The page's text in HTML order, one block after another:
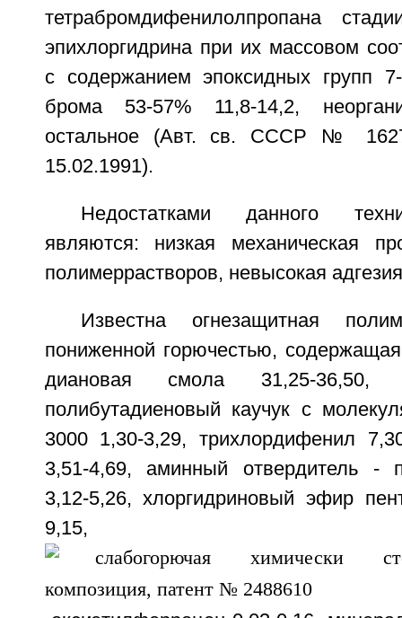
тетрабромдифенилолпропана
эпихлоргидрина при их массовом
с содержанием эпоксидных групп
брома 53-57% 11,8-14,2,
остальное (Авт. св. СССР №
15.02.1991).
Недостатками данного
являются: низкая механическая
полимеррастворов, невысокая
Известна огнезащитная
пониженной горючестью,
диановая смола 31,25-36,50,
полибутадиеновый каучук с
3000 1,30-3,29, трихлордифенил
3,51-4,69, аминный отвердитель -
3,12-5,26, хлоргидриновый эфир
9,15,